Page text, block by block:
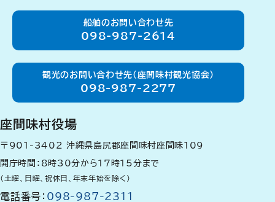
船舶のお問い合わせ先
098-987-2614
観光のお問い合わせ先（座間味村観光協会）
098-987-2277
座間味村役場
〒901-3402 沖縄県島尻郡座間味村座間味109
開庁時間：8時30分から17時15分まで
（土曜、日曜、祝休日、年末年始を除く）
電話番号： 098-987-2311